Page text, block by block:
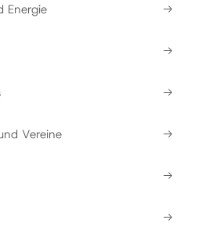
Energie
Vereine